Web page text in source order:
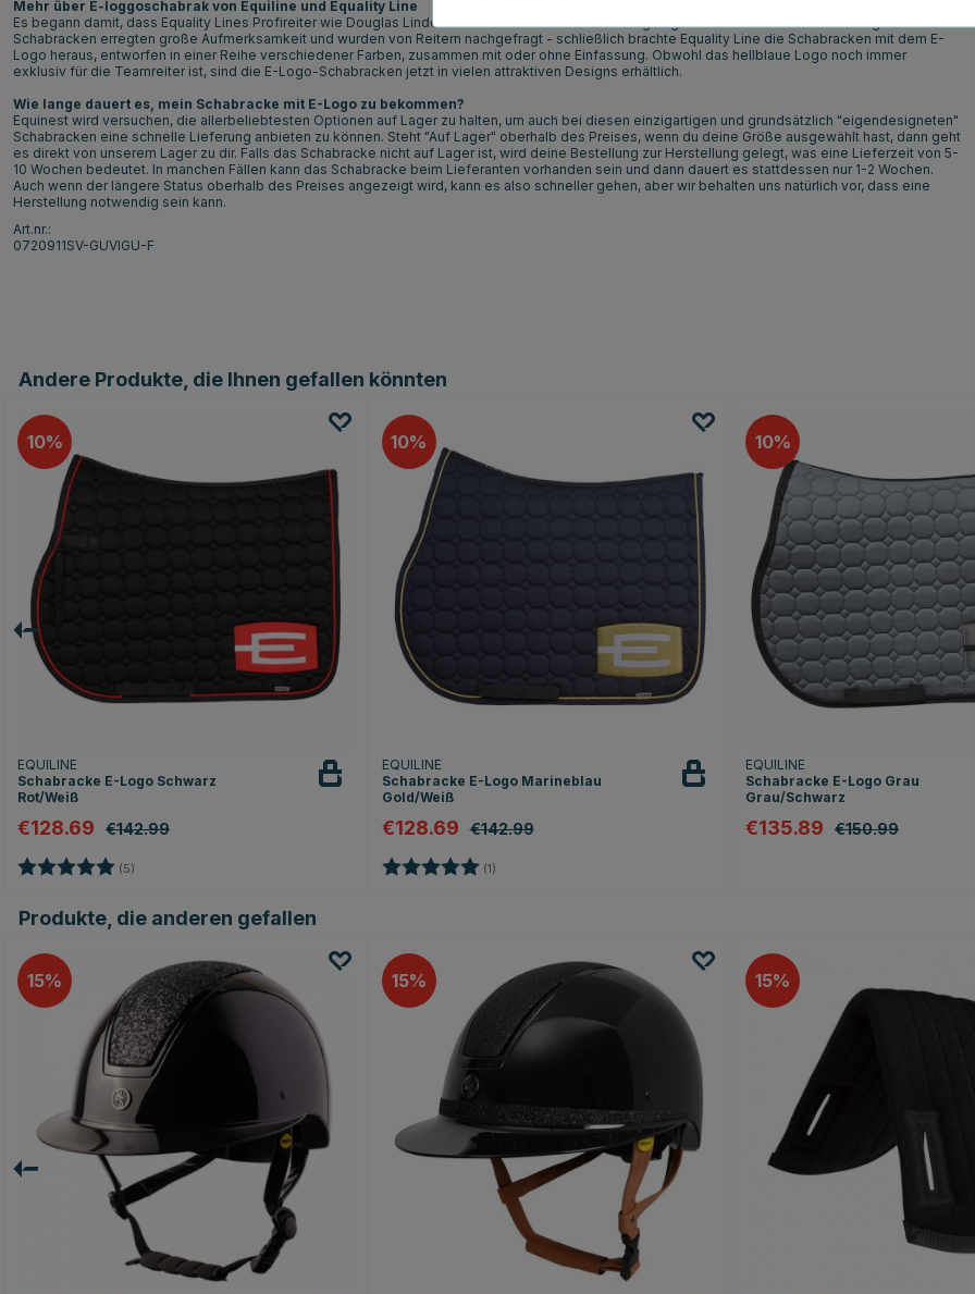
Mehr über E-loggoschabrak von Equiline und Equality Line
Es begann damit, dass Equality Lines Profireiter wie Douglas Lindelöw und Linda Heed in den einzigartigen Schabracken mit dem E-Logo ritten. Die
Schabracken erregten große Aufmerksamkeit und wurden von Reitern nachgefragt - schließlich brachte Equality Line die Schabracken mit dem E-
Logo heraus, entworfen in einer Reihe verschiedener Farben, zusammen mit oder ohne Einfassung. Obwohl das hellblaue Logo noch immer
exklusiv für die Teamreiter ist, sind die E-Logo-Schabracken jetzt in vielen attraktiven Designs erhältlich.
Wie lange dauert es, mein Schabracke mit E-Logo zu bekommen?
Equinest wird versuchen, die allerbeliebtesten Optionen auf Lager zu halten, um auch bei diesen einzigartigen und grundsätzlich "eigendesigneten"
Schabracken eine schnelle Lieferung anbieten zu können. Steht "Auf Lager" oberhalb des Preises, wenn du deine Größe ausgewählt hast, dann geht
es direkt von unserem Lager zu dir. Falls das Schabracke nicht auf Lager ist, wird deine Bestellung zur Herstellung gelegt, was eine Lieferzeit von 5-
10 Wochen bedeutet. In manchen Fällen kann das Schabracke beim Lieferanten vorhanden sein und dann dauert es stattdessen nur 1-2 Wochen.
Auch wenn der längere Status oberhalb des Preises angezeigt wird, kann es also schneller gehen, aber wir behalten uns natürlich vor, dass eine
Herstellung notwendig sein kann.
Art.nr.:
0720911SV-GUVIGU-F
Andere Produkte, die Ihnen gefallen könnten
10
EQUILINE
Schabracke E-Logo Schwarz
Rot/Weiß
€128.69 €142.99
Bewertung: (5)
10
EQUILINE
Schabracke E-Logo Marineblau
Gold/Weiß
€128.69 €142.99
Bewertung: (1)
10
EQUILINE
Schabracke E-Logo Grau
Grau/Schwarz
€135.89 €150.99
Produkte, die anderen gefallen
15 15 15